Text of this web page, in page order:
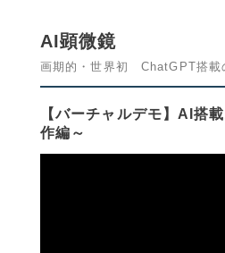
AI顕微鏡
画期的・世界初 ChatGPT搭載
【バーチャルデモ】AI搭
作編～